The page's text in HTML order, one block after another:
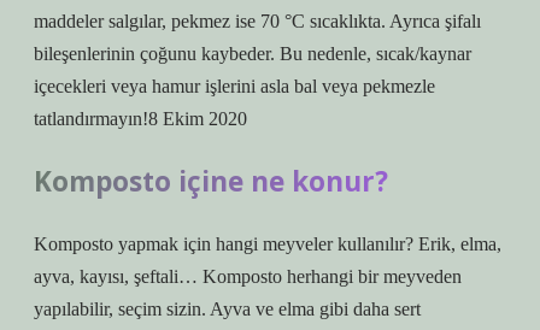
maddeler salgılar, pekmez ise 70 °C sıcaklıkta. Ayrıca şifalı
bileşenlerinin çoğunu kaybeder. Bu nedenle, sıcak/kaynar
içecekleri veya hamur işlerini asla bal veya pekmezle
tatlandırmayın!8 Ekim 2020
Komposto içine ne konur?
Komposto yapmak için hangi meyveler kullanılır? Erik, elma,
ayva, kayısı, şeftali… Komposto herhangi bir meyveden
yapılabilir, seçim sizin. Ayva ve elma gibi daha sert